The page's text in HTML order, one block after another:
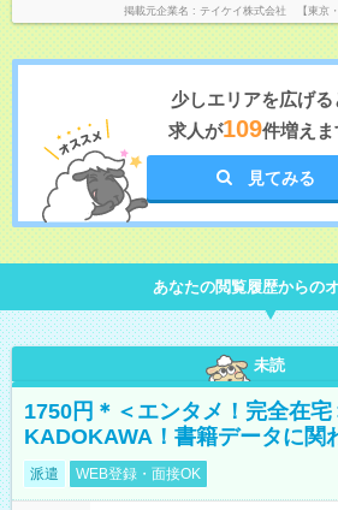
掲載元企業名 テイケイ株式会社 【東京・
少しエリアを広げる
求人が109件増えま
見てみる
あなたの閲覧履歴からの
未読
1750円＊＜エンタメ！完全在宅
KADOKAWA！書籍データに関
派遣 WEB登録・面接OK